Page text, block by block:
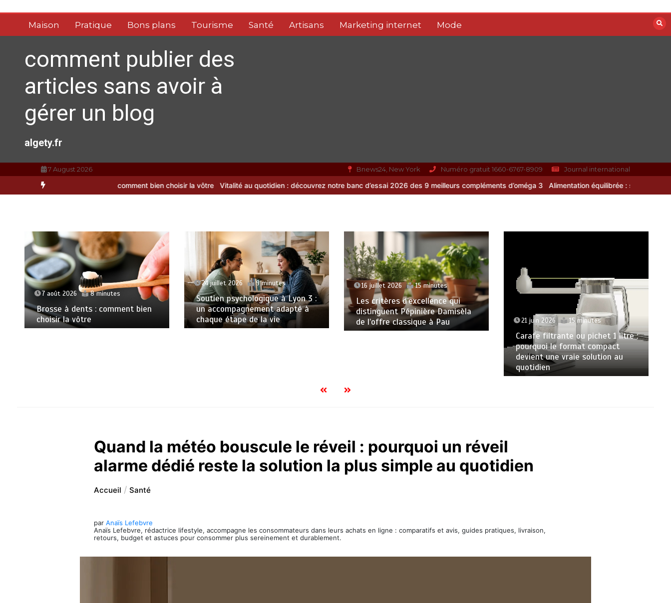
contenuMaison Pratique Bons plans Tourisme Santé Artisans Marketing internet Mode
comment publier des
articles sans avoir à
gérer un blog
algety.fr
7 August 2026 Bnews24, New York Numéro gratuit 1660-6767-8909 Journal international
à dents : comment bien choisir la vôtre Vitalité au quotidien : découvrez notre banc d’essai 2026 des 9 meilleurs compléments d’oméga 3 Alimentation équilibrée : ses bienfaits pour une santé
7 août 2026 8 minutes
Brosse à dents : comment bien
choisir la vôtre
24 juillet 2026 9 minutes
Soutien psychologique à Lyon 3 :
un accompagnement adapté à
chaque étape de la vie
16 juillet 2026 15 minutes
Les critères d’excellence qui
distinguent Pépinière Damisèla
de l’offre classique à Pau
21 juin 2026 15 minutes
Carafe filtrante ou pichet 1 litre :
pourquoi le format compact
devient une vraie solution au
quotidien
Quand la météo bouscule le réveil : pourquoi un réveil
alarme dédié reste la solution la plus simple au quotidien
Accueil Santé
parAnaïs Lefebvre
Anaïs Lefebvre, rédactrice lifestyle, accompagne les consommateurs dans leurs achats en ligne : comparatifs et avis, guides pratiques, livraison,
retours, budget et astuces pour consommer plus sereinement et durablement.